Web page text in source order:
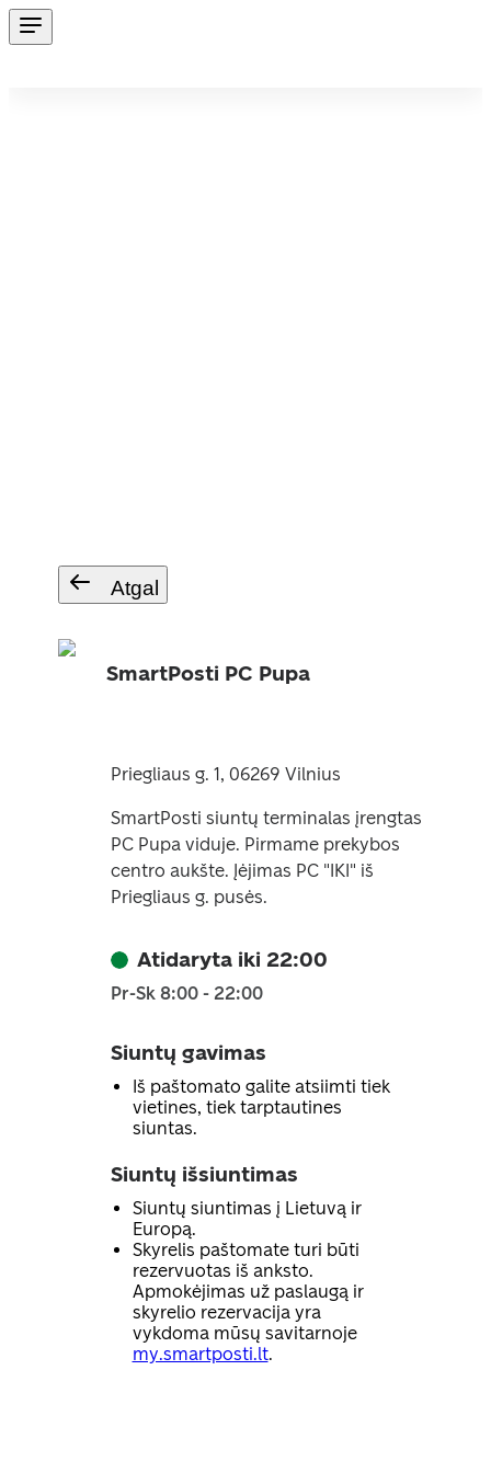
Atgal
SmartPosti PC Pupa
Priegliaus g. 1, 06269 Vilnius
SmartPosti siuntų terminalas įrengtas
PC Pupa viduje. Pirmame prekybos
centro aukšte. Įėjimas PC "IKI" iš
Priegliaus g. pusės.
Atidaryta iki 22:00
Pr-Sk 8:00 - 22:00
Siuntų gavimas
Iš paštomato galite atsiimti tiek
vietines, tiek tarptautines
siuntas.
Siuntų išsiuntimas
Siuntų siuntimas į Lietuvą ir
Europą.
Skyrelis paštomate turi būti
rezervuotas iš anksto.
Apmokėjimas už paslaugą ir
skyrelio rezervacija yra
vykdoma mūsų savitarnoje
my.smartposti.lt.